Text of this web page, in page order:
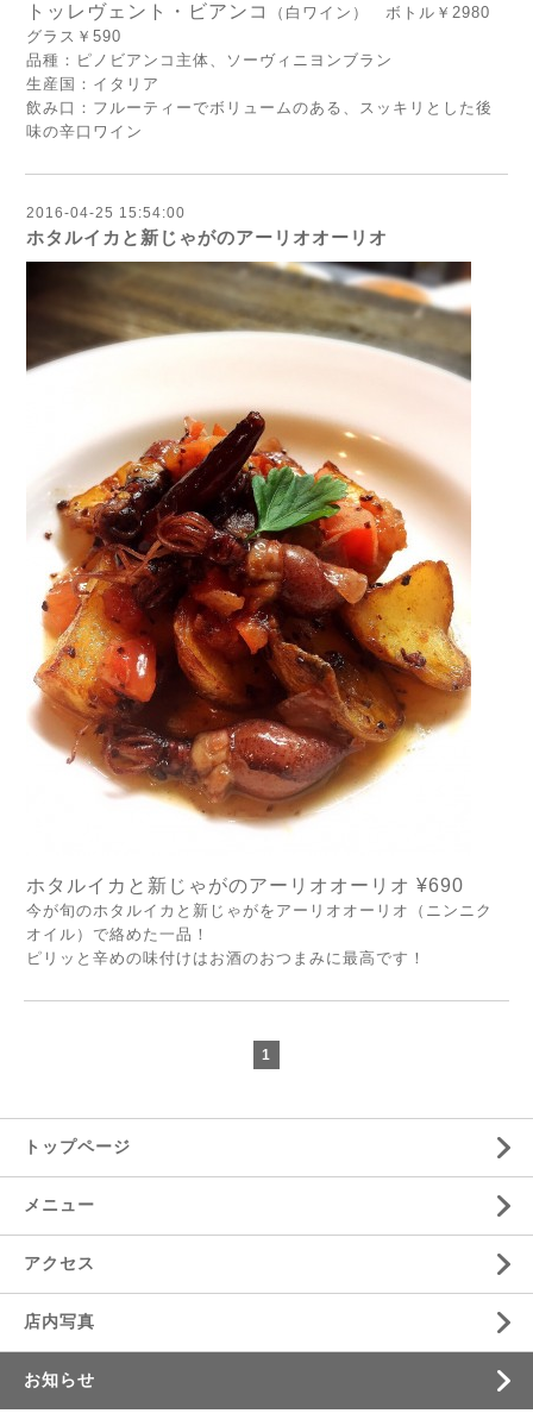
トッレヴェント・ビアンコ
（白ワイン） ボトル￥2980
グラス￥590
品種：ピノビアンコ主体、ソーヴィニヨンブラン
生産国：イタリア
飲み口：フルーティーでボリュームのある、スッキリとした後
味の辛口ワイン
2016-04-25 15:54:00
ホタルイカと新じゃがのアーリオオーリオ
ホタルイカと新じゃがのアーリオオーリオ ¥690
今が旬のホタルイカと新じゃがをアーリオオーリオ（ニンニク
オイル）で絡めた一品！
ピリッと辛めの味付けはお酒のおつまみに最高です！
1
トップページ
メニュー
アクセス
店内写真
お知らせ